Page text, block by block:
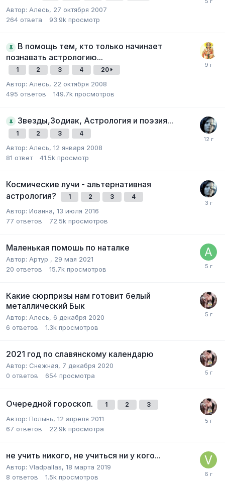
Автор: Алесь, 27 октября 2007
264 ответа 93.9k просмотр
В помощь тем, кто только начинает
познавать астрологию...
1 2 3 4 20
Автор: Алесь, 22 октября 2008
495 ответов 149.7k просмотров
Звезды,Зодиак, Астрология и поэзия...
1 2 3 4
Автор: Алесь, 12 января 2008
81 ответ 41.5k просмотр
Космические лучи - альтернативная
астрология?
1 2 3 4
Автор: Иоанна, 13 июля 2016
77 ответов 72.5k просмотров
Маленькая помошь по наталке
Автор: Артур , 29 мая 2021
20 ответов 15.7k просмотров
Какие сюрпризы нам готовит белый
металлический Бык
Автор: Алесь, 6 декабря 2020
6 ответов 1.3k просмотров
2021 год по славянскому календарю
Автор: Снежная, 7 декабря 2020
0 ответов 654 просмотра
Очередной гороскоп. 1 2 3
Автор: Полынь, 12 апреля 2011
67 ответов 22.9k просмотра
не учить никого, не учиться ни у кого...
Автор: Vladpallas, 18 марта 2019
8 ответов 1.5k просмотров